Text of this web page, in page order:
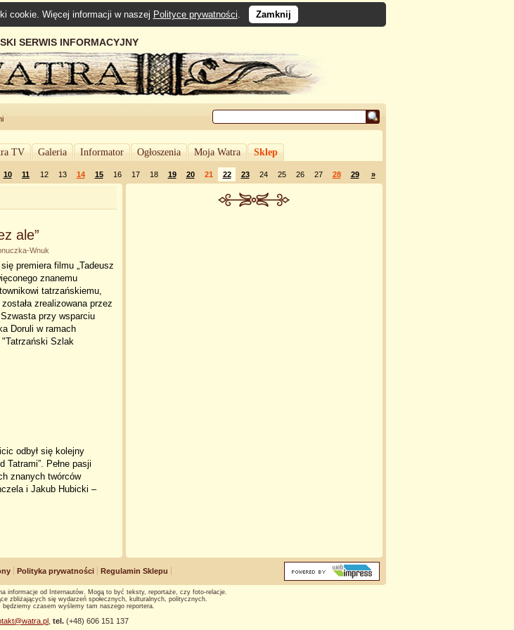
cookie. Więcej informacji w naszej Polityce prywatności. Zamknij
SERWIS INFORMACYJNY
TV Galeria Informator Ogłoszenia Moja Watra Sklep
10 11 12 13 14 15 16 17 18 19 20 21 22 23 24 25 26 27 28 29 »
ale”
Wnuk
premiera filmu „Tadeusz
znanemu
tatrzańskiemu,
zrealizowana przez
przy wsparciu
Doruli w ramach
Szlak
odbył się kolejny
Tatrami”. Pełne pasji
znanych twórców
i Jakub Hubicki –
Polityka prywatności Regulamin Sklepu
informacje od Internautów. Mogą to być teksty, reportaże, czy foto-relacje.
zbliżających się wydarzeń społecznych, kulturalnych, politycznych.
czasem wyślemy tam naszego reportera.
tel. (+48) 606 151 137